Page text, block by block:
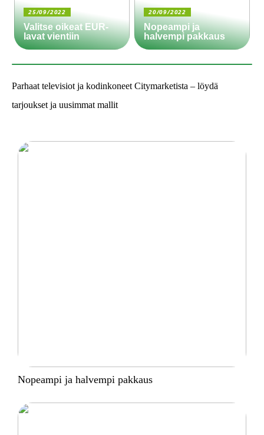
25/09/2022
Valitse oikeat EUR-
lavat vientiin
20/09/2022
Nopeampi ja
halvempi pakkaus
Parhaat televisiot ja kodinkoneet Citymarketista – löydä
tarjoukset ja uusimmat mallit
Nopeampi ja halvempi pakkaus